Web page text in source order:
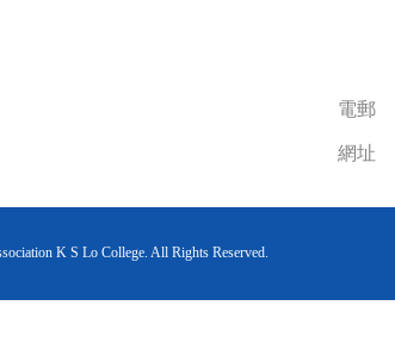
電郵
網址
K S Lo College. All Rights Reserved.